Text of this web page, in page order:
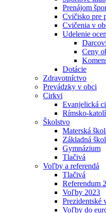
Prenájom
Cvičisko pre
Cvičenia v
Udelenie
Ceny
Dotácie
Zdravotníctvo
Prevádzky v obci
Cirkvi
Evanjelická
Rímsko-
Školstvo
Materská
Základná
Gymnázium
Tlačivá
Voľby a referendá
Tlačivá
Referendum
Voľby 2023
Prezidentské
Voľby do